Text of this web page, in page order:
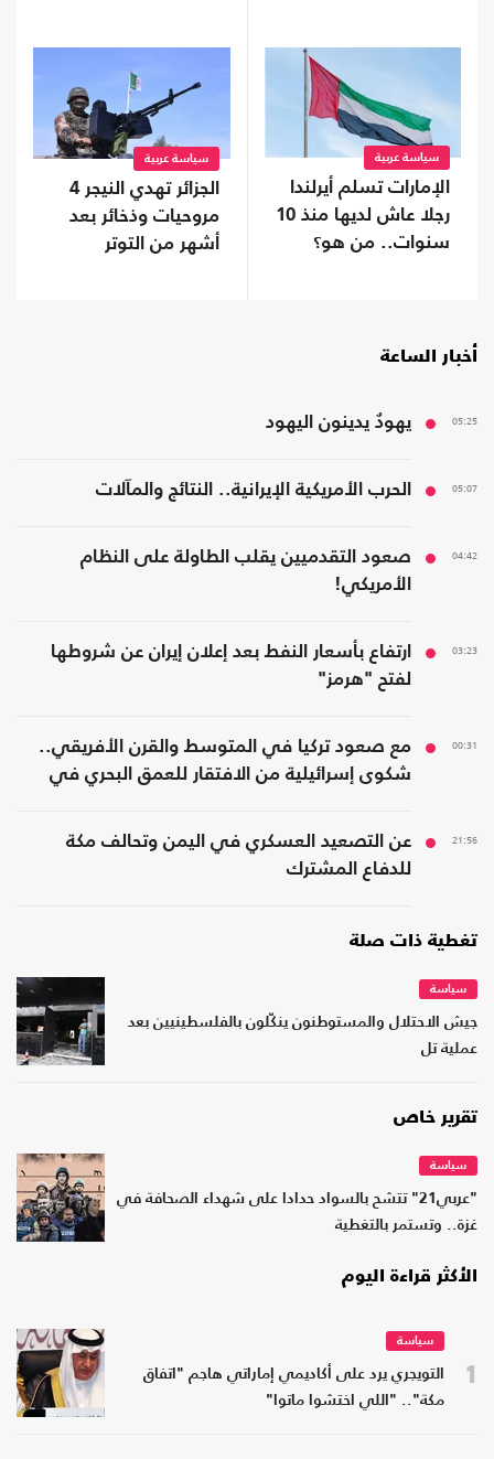
سياسة عربية
الإمارات تسلم أيرلندا
رجلا عاش لديها منذ 10
سنوات.. من هو؟
سياسة عربية
الجزائر تهدي النيجر 4
مروحيات وذخائر بعد
أشهر من التوتر
أخبار الساعة
05:25 يهودٌ يدينون اليهود
05:07 الحرب الأمريكية الإيرانية.. النتائج والمآلات
04:42
صعود التقدميين يقلب الطاولة على النظام
الأمريكي!
03:23
ارتفاع بأسعار النفط بعد إعلان إيران عن شروطها
لفتح "هرمز"
00:31
مع صعود تركيا في المتوسط والقرن الأفريقي..
شكوى إسرائيلية من الافتقار للعمق البحري في
21:56
عن التصعيد العسكري في اليمن وتحالف مكة
للدفاع المشترك
تغطية ذات صلة
سياسة
جيش الاحتلال والمستوطنون ينكّلون بالفلسطينيين بعد
عملية تل
تقرير خاص
سياسة
"عربي21" تتشح بالسواد حدادا على شهداء الصحافة في
غزة.. وتستمر بالتغطية
الأكثر قراءة اليوم
1
سياسة
التويجري يرد على أكاديمي إماراتي هاجم "اتفاق
مكة".. "اللي اختشوا ماتوا"